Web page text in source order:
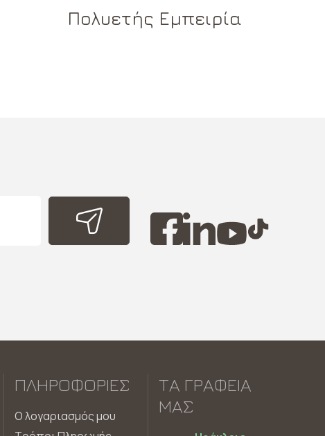
Πολυετής Εμπειρία
ΠΛΗΡΟΦΟΡΊΕΣ
Ο λογαριασμός μου
ΤΑ ΓΡΑΦΕΊΑ
ΜΑΣ